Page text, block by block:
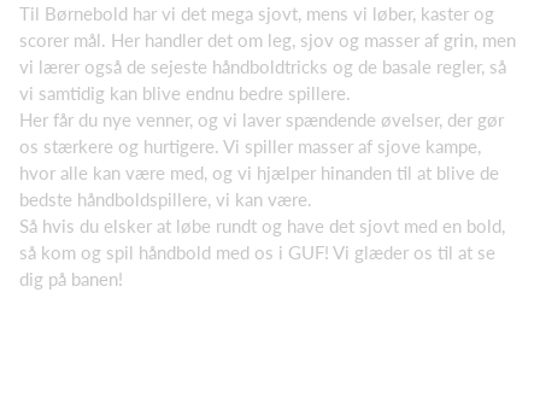
Til Børnebold har vi det mega sjovt, mens vi løber, kaster og
scorer mål. Her handler det om leg, sjov og masser af grin, men
vi lærer også de sejeste håndboldtricks og de basale regler, så
vi samtidig kan blive endnu bedre spillere.
Her får du nye venner, og vi laver spændende øvelser, der gør
os stærkere og hurtigere. Vi spiller masser af sjove kampe,
hvor alle kan være med, og vi hjælper hinanden til at blive de
bedste håndboldspillere, vi kan være.
Så hvis du elsker at løbe rundt og have det sjovt med en bold,
så kom og spil håndbold med os i GUF! Vi glæder os til at se
dig på banen!